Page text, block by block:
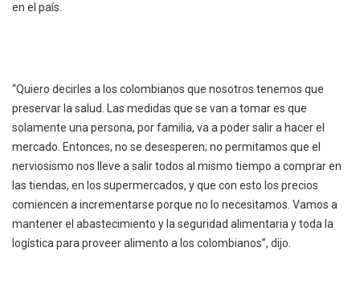
en el país.
“Quiero decirles a los colombianos que nosotros tenemos que
preservar la salud. Las medidas que se van a tomar es que
solamente una persona, por familia, va a poder salir a hacer el
mercado. Entonces, no se desesperen; no permitamos que el
nerviosismo nos lleve a salir todos al mismo tiempo a comprar en
las tiendas, en los supermercados, y que con esto los precios
comiencen a incrementarse porque no lo necesitamos. Vamos a
mantener el abastecimiento y la seguridad alimentaria y toda la
logística para proveer alimento a los colombianos”, dijo.